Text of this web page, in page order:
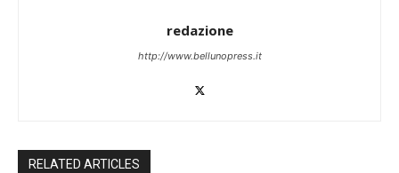
redazione
http://www.bellunopress.it
RELATED ARTICLES